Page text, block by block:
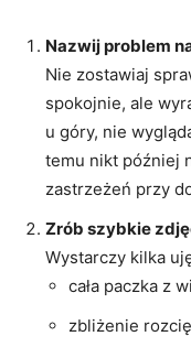
Nazwij problem
Nie zostawiaj
spokojnie, ale
u góry, nie
temu nikt później
zastrzeżeń przy
Zrób szybkie
Wystarczy kilka
cała paczka z
zbliżenie